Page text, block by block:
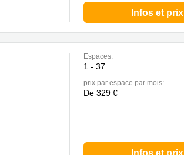
Infos et prix
Espaces:
1 - 37
prix par espace par mois:
De 329 €
Infos et prix